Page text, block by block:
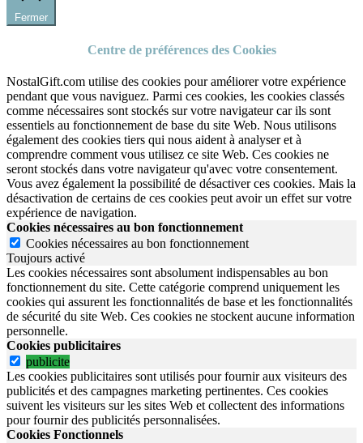
Fermer
Centre de préférences des Cookies
NostalGift.com utilise des cookies pour améliorer votre expérience
pendant que vous naviguez. Parmi ces cookies, les cookies classés
comme nécessaires sont stockés sur votre navigateur car ils sont
essentiels au fonctionnement de base du site Web. Nous utilisons
également des cookies tiers qui nous aident à analyser et à
comprendre comment vous utilisez ce site Web. Ces cookies ne
seront stockés dans votre navigateur qu'avec votre consentement.
Vous avez également la possibilité de désactiver ces cookies. Mais la
désactivation de certains de ces cookies peut avoir un effet sur votre
expérience de navigation.
Cookies nécessaires au bon fonctionnement
Cookies nécessaires au bon fonctionnement
Toujours activé
Les cookies nécessaires sont absolument indispensables au bon
fonctionnement du site. Cette catégorie comprend uniquement les
cookies qui assurent les fonctionnalités de base et les fonctionnalités
de sécurité du site Web. Ces cookies ne stockent aucune information
personnelle.
Cookies publicitaires
publicite
Les cookies publicitaires sont utilisés pour fournir aux visiteurs des
publicités et des campagnes marketing pertinentes. Ces cookies
suivent les visiteurs sur les sites Web et collectent des informations
pour fournir des publicités personnalisées.
Cookies Fonctionnels